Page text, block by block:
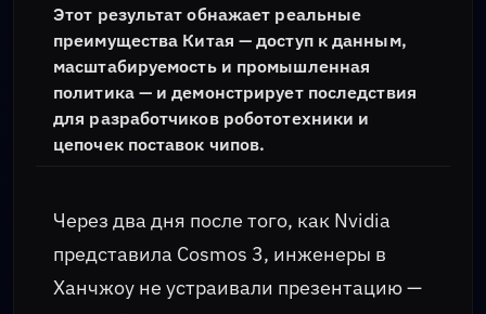
Этот результат обнажает реальные
преимущества Китая — доступ к данным,
масштабируемость и промышленная
политика — и демонстрирует последствия
для разработчиков робототехники и
цепочек поставок чипов.
Через два дня после того, как Nvidia
представила Cosmos 3, инженеры в
Ханчжоу не устраивали презентацию —